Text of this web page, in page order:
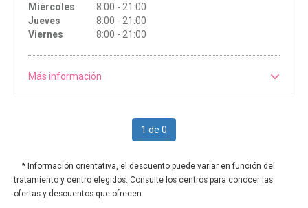
Miércoles
8:00 - 21:00
Jueves
8:00 - 21:00
Viernes
8:00 - 21:00
Más información
1 de 0
* Información orientativa, el descuento puede variar en función del
tratamiento y centro elegidos. Consulte los centros para conocer las
ofertas y descuentos que ofrecen.